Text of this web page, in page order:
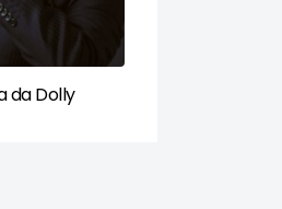
da Dolly​